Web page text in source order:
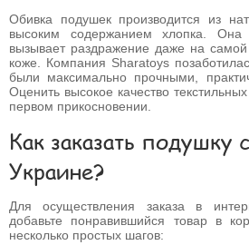
Обивка подушек производится из
высоким содержанием хлопка.
вызывает раздражение даже на самой
коже. Компания Sharatoys
были максимально прочными,
Оценить высокое качество
первом прикосновении.
Как заказать подушку
Украине?
Для осуществления заказа в
добавьте понравившийся товар в
несколько простых шагов: